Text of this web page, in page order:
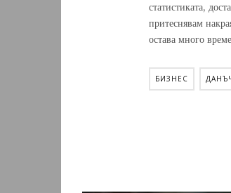
статистиката,
притеснявам
остава много
БИЗНЕС